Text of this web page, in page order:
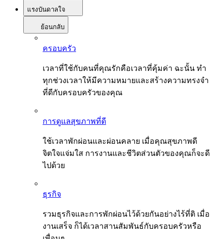
แรงบันดาลใจ
ย้อนกลับ
ครอบครัว
เวลาที่ใช้กับคนที่คุณรักคือเวลาที่คุ้มค่า ฉะนั้น ทำ
ทุกช่วงเวลาให้มีความหมายและสร้างความทรงจำ
ที่ดีกับครอบครัวของคุณ
การดูแลสุขภาพที่ดี
ใช้เวลาพักผ่อนและผ่อนคลาย เมื่อคุณสุขภาพดี
จิตใจแจ่มใส การงานและชีวิตส่วนตัวของคุณก็จะดี
ไปด้วย
ธุรกิจ
รวมธุรกิจและการพักผ่อนไว้ด้วยกันอย่างไร้ที่ติ เมื่อ
งานเสร็จ ก็ได้เวลาสานสัมพันธ์กับครอบครัวหรือ